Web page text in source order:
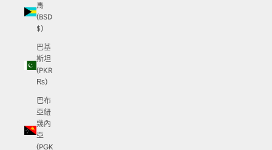
馬
(BSD
$)
巴基
斯坦
(PKR
₨)
巴布
亞紐
幾內
亞
(PGK